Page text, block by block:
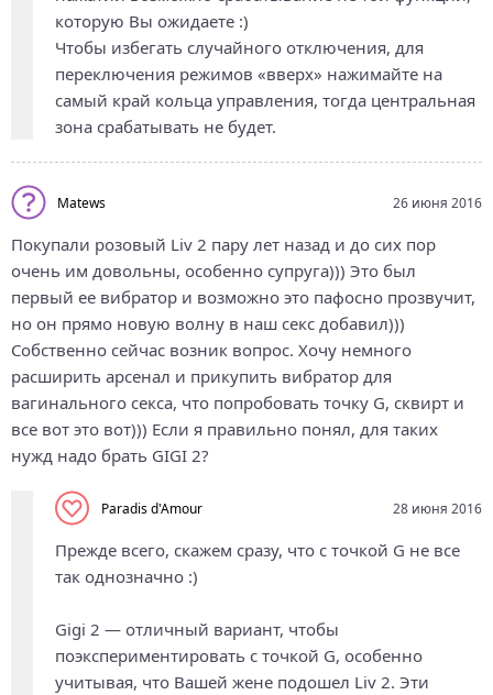
которую Вы ожидаете :)
Чтобы избегать случайного отключения, для
переключения режимов «вверх» нажимайте на
самый край кольца управления, тогда центральная
зона срабатывать не будет.
Matews 26 июня 2016
Покупали розовый Liv 2 пару лет назад и до сих пор
очень им довольны, особенно супруга))) Это был
первый ее вибратор и возможно это пафосно прозвучит,
но он прямо новую волну в наш секс добавил)))
Собственно сейчас возник вопрос. Хочу немного
расширить арсенал и прикупить вибратор для
вагинального секса, что попробовать точку G, сквирт и
все вот это вот))) Если я правильно понял, для таких
нужд надо брать GIGI 2?
Paradis d'Amour 28 июня 2016
Прежде всего, скажем сразу, что с точкой G не все
так однозначно :)
Gigi 2 — отличный вариант, чтобы
поэкспериментировать с точкой G, особенно
учитывая, что Вашей жене подошел Liv 2. Эти